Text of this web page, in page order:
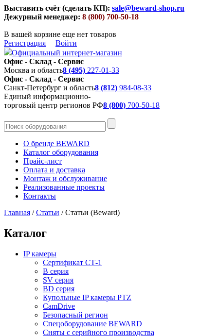
Выставить счёт (сделать КП): sale@beward-shop.ru
Дежурный менеджер: 8 (800) 700-50-18
В вашей корзине еще нет товаров
Регистрация
Войти
Официальный интернет-магазин
Офис - Склад - Сервис
Москва и область8 (495) 227-01-33
Офис - Склад - Сервис
Санкт-Петербург и область8 (812) 984-08-33
Единый информационно-
торговый центр регионов РФ8 (800) 700-50-18
О бренде BEWARD
Каталог оборудования
Прайс-лист
Оплата и доставка
Монтаж и обслуживание
Реализованные проекты
Контакты
Главная /Статьи /Статьи (Beward)
Каталог
IP камеры
Сертификат СТ-1
B серия
SV серия
BD серия
Купольные IP камеры PTZ
CamDrive
Безопасный регион
Спецоборудование BEWARD
Сняты с серийного производства